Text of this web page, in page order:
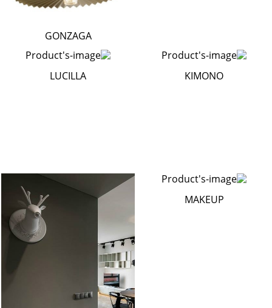
GONZAGA
KIMONO
LUCILLA
MAKEUP